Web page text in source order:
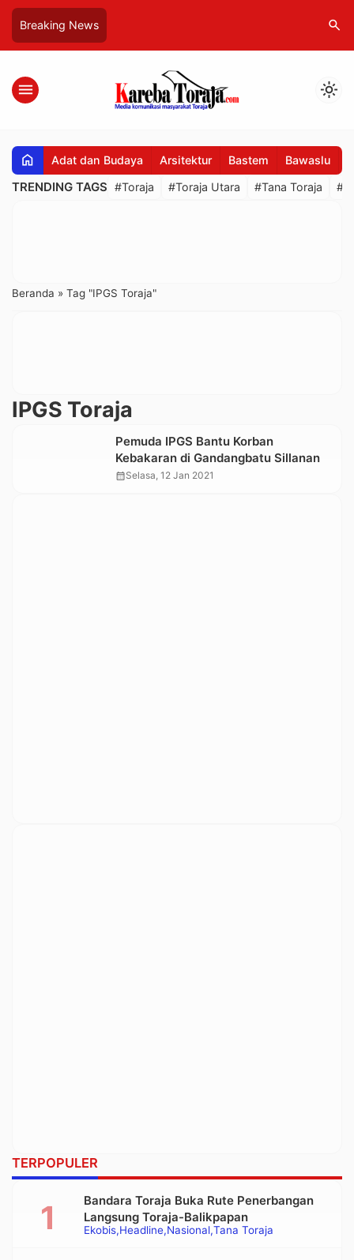
Breaking News search
menu light_mode
home Adat dan Budaya Arsitektur Bastem Bawaslu
TRENDING TAGS #Toraja #Toraja Utara #Tana Toraja
Beranda » Tag "IPGS Toraja"
IPGS Toraja
Pemuda IPGS Bantu Korban
Kebakaran di Gandangbatu Sillanan
calendar_monthSelasa, 12 Jan 2021
TERPOPULER
Ekobis Headline Nasional Tana Toraja
Bandara Toraja Buka Rute Penerbangan
Langsung Toraja-Balikpapan